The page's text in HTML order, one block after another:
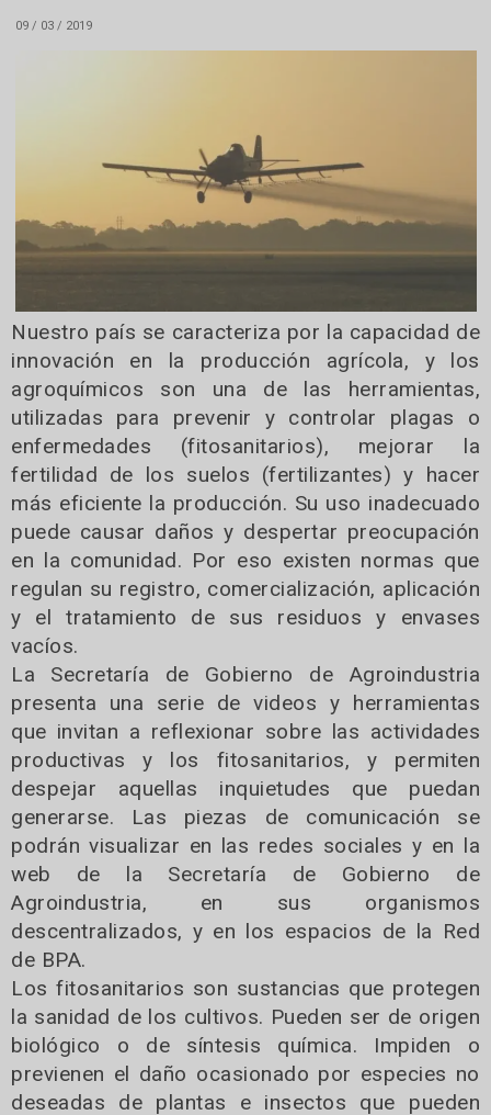
09 / 03 / 2019
Nuestro país se caracteriza por la capacidad de
innovación en la producción agrícola, y los
agroquímicos son una de las herramientas,
utilizadas para prevenir y controlar plagas o
enfermedades (fitosanitarios), mejorar la
fertilidad de los suelos (fertilizantes) y hacer
más eficiente la producción. Su uso inadecuado
puede causar daños y despertar preocupación
en la comunidad. Por eso existen normas que
regulan su registro, comercialización, aplicación
y el tratamiento de sus residuos y envases
vacíos.
La Secretaría de Gobierno de Agroindustria
presenta una serie de videos y herramientas
que invitan a reflexionar sobre las actividades
productivas y los fitosanitarios, y permiten
despejar aquellas inquietudes que puedan
generarse. Las piezas de comunicación se
podrán visualizar en las redes sociales y en la
web de la Secretaría de Gobierno de
Agroindustria, en sus organismos
descentralizados, y en los espacios de la Red
de BPA.
Los fitosanitarios son sustancias que protegen
la sanidad de los cultivos. Pueden ser de origen
biológico o de síntesis química. Impiden o
previenen el daño ocasionado por especies no
deseadas de plantas e insectos que pueden